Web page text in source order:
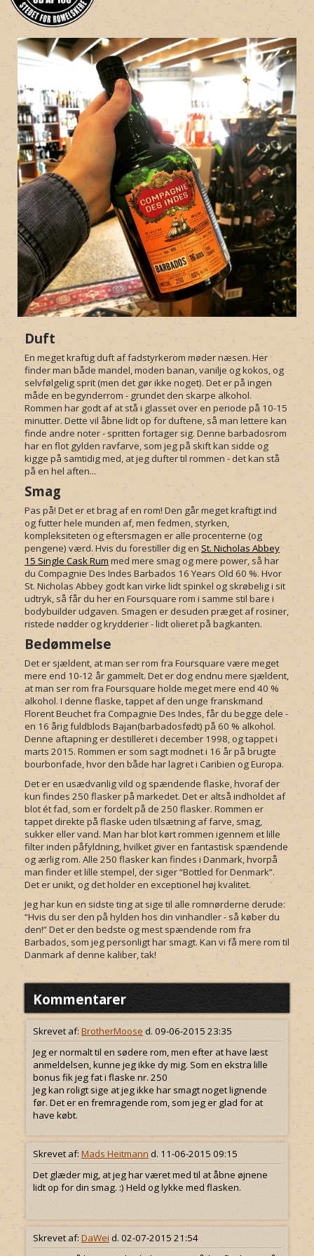
Duft
En meget kraftig duft af fadstyrkerom møder næsen. Her
finder man både mandel, moden banan, vanilje og kokos, og
selvfølgelig sprit (men det gør ikke noget). Det er på ingen
måde en begynderrom - grundet den skarpe alkohol.
Rommen har godt af at stå i glasset over en periode på 10-15
minutter. Dette vil åbne lidt op for duftene, så man lettere kan
finde andre noter - spritten fortager sig. Denne barbadosrom
har en flot gylden ravfarve, som jeg på skift kan sidde og
kigge på samtidig med, at jeg dufter til rommen - det kan stå
på en hel aften...
Smag
Pas på! Det er et brag af en rom! Den går meget kraftigt ind
og futter hele munden af, men fedmen, styrken,
kompleksiteten og eftersmagen er alle procenterne (og
pengene) værd. Hvis du forestiller dig en St. Nicholas Abbey
15 Single Cask Rum med mere smag og mere power, så har
du Compagnie Des Indes Barbados 16 Years Old 60 %. Hvor
St. Nicholas Abbey godt kan virke lidt spinkel og skrøbelig i sit
udtryk, så får du her en Foursquare rom i samme stil bare i
bodybuilder udgaven. Smagen er desuden præget af rosiner,
ristede nødder og krydderier - lidt olieret på bagkanten.
Bedømmelse
Det er sjældent, at man ser rom fra Foursquare være meget
mere end 10-12 år gammelt. Det er dog endnu mere sjældent,
at man ser rom fra Foursquare holde meget mere end 40 %
alkohol. I denne flaske, tappet af den unge franskmand
Florent Beuchetfra Compagnie Des Indes, får du begge dele -
en 16 årig fuldblods Bajan(barbadosfødt) på 60 % alkohol.
Denne aftapning er destilleret i december 1998, og tappet i
marts 2015. Rommen er som sagt modnet i 16 år på brugte
bourbonfade, hvor den både har lagret i Caribien og Europa.
Det er en usædvanlig vild og spændende flaske, hvoraf der
kun findes 250 flasker på markedet. Det er altså indholdet af
blot ét fad, som er fordelt på de 250 flasker. Rommen er
tappet direkte på flaske uden tilsætning af farve, smag,
sukker eller vand. Man har blot kørt rommen igennem et lille
filter inden påfyldning, hvilket giver en fantastisk spændende
og ærlig rom. Alle 250 flasker kan findes i Danmark, hvorpå
man finder et lille stempel, der siger “Bottled for Denmark”.
Det er unikt, og det holder en exceptionel høj kvalitet.
Jeg har kun en sidste ting at sige til alle romnørderne derude:
“Hvis du ser den på hylden hos din vinhandler - så køber du
den!” Det er den bedste og mest spændende rom fra
Barbados, som jeg personligt har smagt. Kan vi få mere rom til
Danmark af denne kaliber, tak!
Kommentarer
Skrevet af: BrotherMoose d. 09-06-2015 23:35
Jeg er normalt til en sødere rom, men efter at have læst
anmeldelsen, kunne jeg ikke dy mig. Som en ekstra lille
bonus fik jeg fat i flaske nr. 250
Jeg kan roligt sige at jeg ikke har smagt noget lignende
før. Det er en fremragende rom, som jeg er glad for at
have købt.
Skrevet af: Mads Heitmann d. 11-06-2015 09:15
Det glæder mig, at jeg har været med til at åbne øjnene
lidt op for din smag. :) Held og lykke med flasken.
Skrevet af: DaWei d. 02-07-2015 21:54